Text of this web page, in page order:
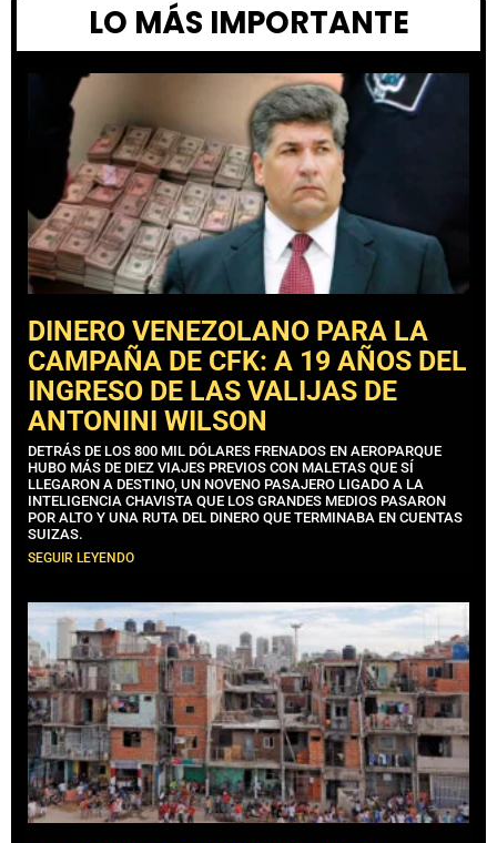
LO MÁS IMPORTANTE
DINERO VENEZOLANO PARA LA
CAMPAÑA DE CFK: A 19 AÑOS DEL
INGRESO DE LAS VALIJAS DE
ANTONINI WILSON
DETRÁS DE LOS 800 MIL DÓLARES FRENADOS EN AEROPARQUE
HUBO MÁS DE DIEZ VIAJES PREVIOS CON MALETAS QUE SÍ
LLEGARON A DESTINO, UN NOVENO PASAJERO LIGADO A LA
INTELIGENCIA CHAVISTA QUE LOS GRANDES MEDIOS PASARON
POR ALTO Y UNA RUTA DEL DINERO QUE TERMINABA EN CUENTAS
SUIZAS.
SEGUIR LEYENDO